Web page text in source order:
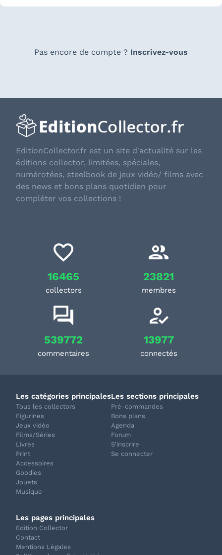
Pas encore de compte ? Inscrivez-vous
EditionCollector.fr est un site d'actualité sur les
éditions collector, limitées, spéciales,
numérotées, steelbook de jeux vidéo/ films avec
des news et bons plans quotidien pour
compléter vos collections !
16465
collectors
23821
membres
539772
commentaires
13977
connectés
Les catégories principales
Tous les collectors
Figurines
Jeux vidéo
Films/Séries
Livres
Print
Accessoires
Goodies
Jouets
Musique
Les sections principales
Pré-commandes
Bons plans
Agenda
Forum
S'inscrire
Se connecter
Les pages principales
Edition Collector
Contact
Mentions Légales